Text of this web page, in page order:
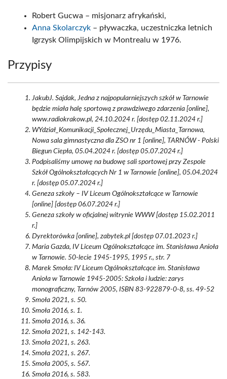
Robert Gucwa – misjonarz afrykański,
Anna Skolarczyk – pływaczka, uczestniczka letnich
Igrzysk Olimpijskich w Montrealu w 1976.
Przypisy
JakubJ. Sajdak, Jedna z najpopularniejszych szkół w Tarnowie
będzie miała halę sportową z prawdziwego zdarzenia [online],
www.radiokrakow.pl, 24.10.2024 r. [dostęp 02.11.2024 r.]
WYdział_Komunikacji_Społecznej_Urzędu_Miasta_Tarnowa,
Nowa sala gimnastyczna dla ZSO nr 1 [online], TARNÓW - Polski
Biegun Ciepła, 05.04.2024 r. [dostęp 05.07.2024 r.]
Podpisaliśmy umowę na budowę sali sportowej przy Zespole
Szkół Ogólnokształcących Nr 1 w Tarnowie [online], 05.04.2024
r. [dostęp 05.07.2024 r.]
Geneza szkoły – IV Liceum Ogólnokształcące w Tarnowie
[online] [dostęp 06.07.2024 r.]
Geneza szkoły w oficjalnej witrynie WWW [dostęp 15.02.2011
r.]
Dyrektorówka [online], zabytek.pl [dostęp 07.01.2023 r.]
Maria Gazda, IV Liceum Ogólnokształcące im. Stanisława Anioła
w Tarnowie. 50-lecie 1945-1995, 1995 r., str. 7
Marek Smoła: IV Liceum Ogólnokształcące im. Stanisława
Anioła w Tarnowie 1945-2005: Szkoła i ludzie: zarys
monograficzny, Tarnów 2005, ISBN 83-922879-0-8, ss. 49-52
Smoła 2021, s. 50.
Smoła 2016, s. 1.
Smoła 2016, s. 36.
Smoła 2021, s. 142-143.
Smoła 2021, s. 263.
Smoła 2021, s. 267.
Smoła 2005, s. 567.
Smoła 2016, s. 583.